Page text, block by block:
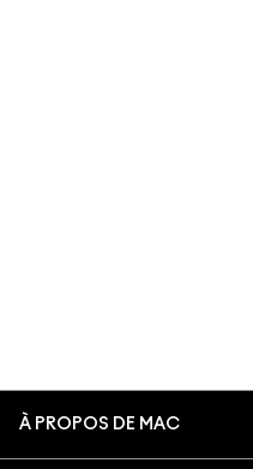
À PROPOS DE MAC